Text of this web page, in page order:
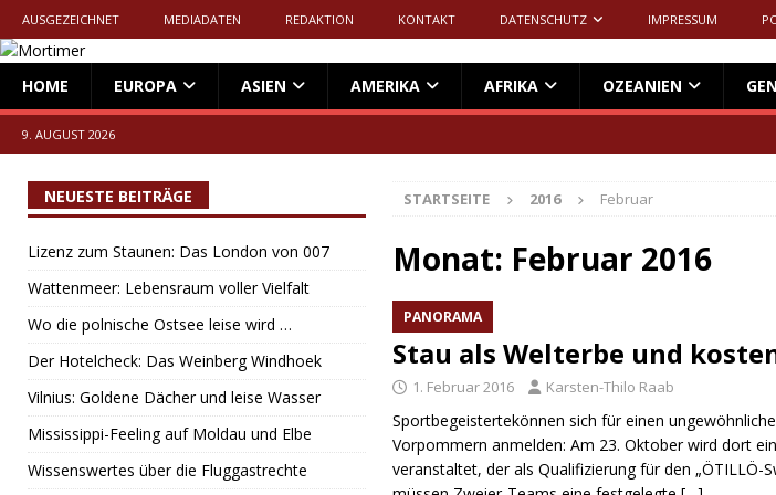
AUSGEZEICHNET MEDIADATEN REDAKTION KONTAKT DATENSCHUTZ IMPRESSUM
HOME EUROPA ASIEN AMERIKA AFRIKA OZEANIEN
9. AUGUST 2026
STARTSEITE 2016 Februar
Monat: Februar 2016
PANORAMA
Stau als Welterbe und
1. Februar 2016 Karsten-Thilo Raab
Sportbegeistertekönnen sich für einen
Vorpommern anmelden: Am 23. Oktober wird dort
veranstaltet, der als Qualifizierung für den „ÖTILLÖ-
NEUESTE BEITRÄGE
Lizenz zum Staunen: Das London von 007
Wattenmeer: Lebensraum voller Vielfalt
Wo die polnische Ostsee leise wird …
Der Hotelcheck: Das Weinberg Windhoek
Vilnius: Goldene Dächer und leise Wasser
Mississippi-Feeling auf Moldau und Elbe
Wissenswertes über die Fluggastrechte